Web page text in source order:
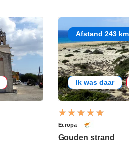
Afstand 243 km
Ik was daar
Europa
Gouden strand